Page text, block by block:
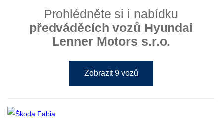
Prohlédněte si i nabídku
předváděcích vozů Hyundai
Lenner Motors s.r.o.
Zobrazit 9 vozů